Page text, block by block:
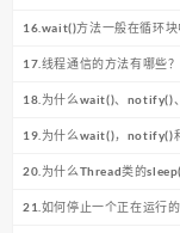
16.wait()方法一般在循环块
17.线程通信的方法有哪些？
18.为什么wait()、notify()
19.为什么wait()，notify()
20.为什么Thread类的
21.如何停止一个正在运行的